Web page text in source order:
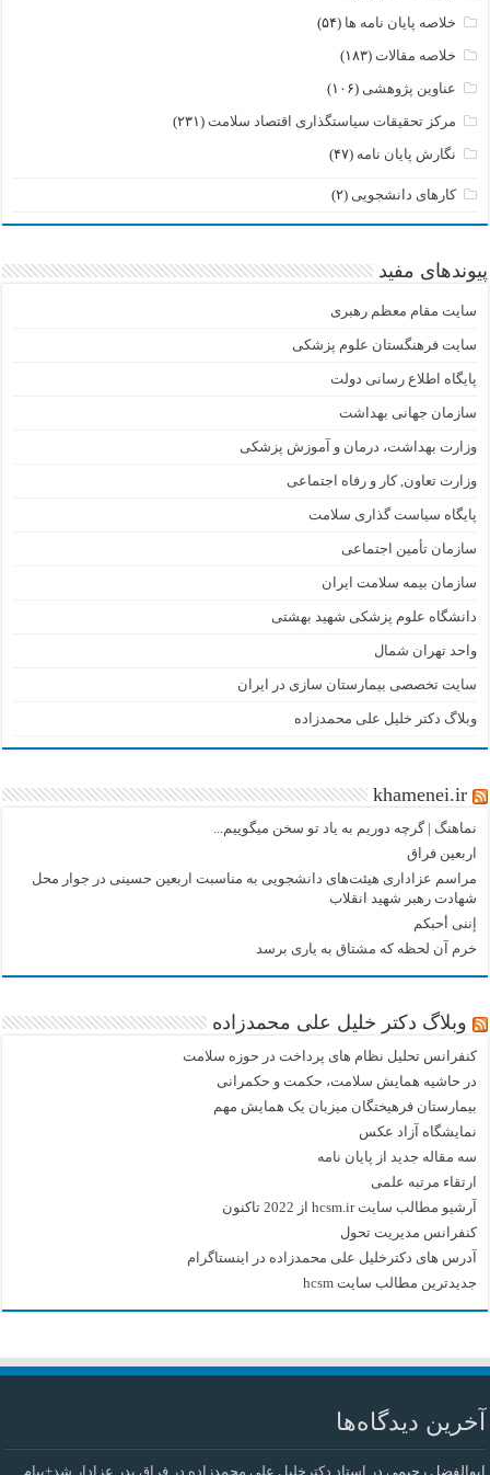
خلاصه پایان نامه ها (۵۴)
خلاصه مقالات (۱۸۳)
عناوین پژوهشی (۱۰۶)
مرکز تحقیقات سیاستگذاری اقتصاد سلامت (۲۳۱)
نگارش پایان نامه (۴۷)
کارهای دانشجویی (۲)
پیوندهای مفید
سایت مقام معظم رهبری
سایت فرهنگستان علوم پزشکی
پایگاه اطلاع رسانی دولت
سازمان جهانی بهداشت
وزارت بهداشت، درمان و آموزش پزشکی
وزارت تعاون, کار و رفاه اجتماعی
پایگاه سیاست گذاری سلامت
سازمان تأمین اجتماعی
سازمان بیمه سلامت ایران
دانشگاه علوم پزشکی شهید بهشتی
واحد تهران شمال
سایت تخصصی بیمارستان سازی در ایران
وبلاگ دکتر خلیل علی محمدزاده
khamenei.ir
نماهنگ |‌ گرچه دوریم به یاد تو سخن میگوییم...
اربعین فراق
مراسم عزاداری هیئت‌های دانشجویی به مناسبت اربعین حسینی در جوار محل
شهادت رهبر شهید انقلاب
إننی أحبکم
خرم آن لحظه که مشتاق به یاری برسد
وبلاگ دکتر خلیل علی محمدزاده
کنفرانس تحلیل نظام های پرداخت در حوزه سلامت
در حاشیه همایش سلامت، حکمت و حکمرانی
بیمارستان فرهیختگان میزبان یک همایش مهم
نمایشگاه آزاد عکس
سه مقاله جدید از پایان نامه
ارتقاء مرتبه علمی
آرشیو مطالب سایت hcsm.ir از 2022 تاکنون
کنفرانس مدیریت تحول
آدرس های دکترخلیل علی محمدزاده در اینستاگرام
جدیدترین مطالب سایت hcsm
آخرین دیدگاه‌ها
ابوالفضل رحیمی در استاد دکترخلیل علی محمدزاده در فراق پدر عزادار شد+پیام